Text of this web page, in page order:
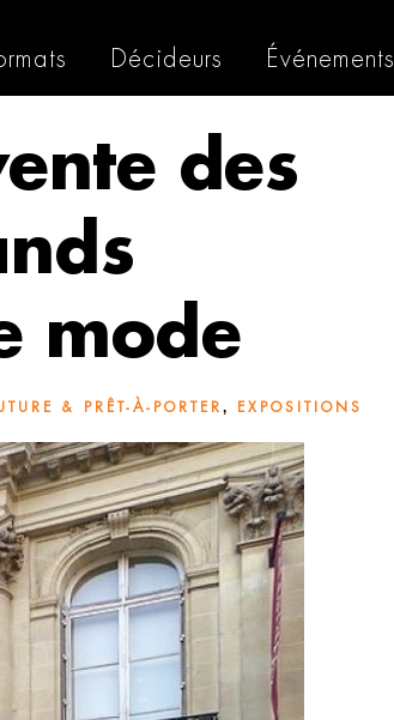
Décideurs Événements
des
mode
& PRÊT-À-PORTER , EXPOSITIONS